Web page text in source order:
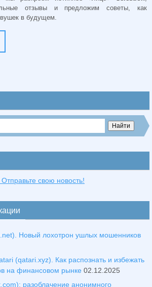
отзывы и предложим советы, как
в будущем.
свою новость!
Новый лохотрон ушлых мошенников
(qatari.xyz). Как распознать и избежать
на финансовом рынке 02.12.2025
разоблачение анонимного